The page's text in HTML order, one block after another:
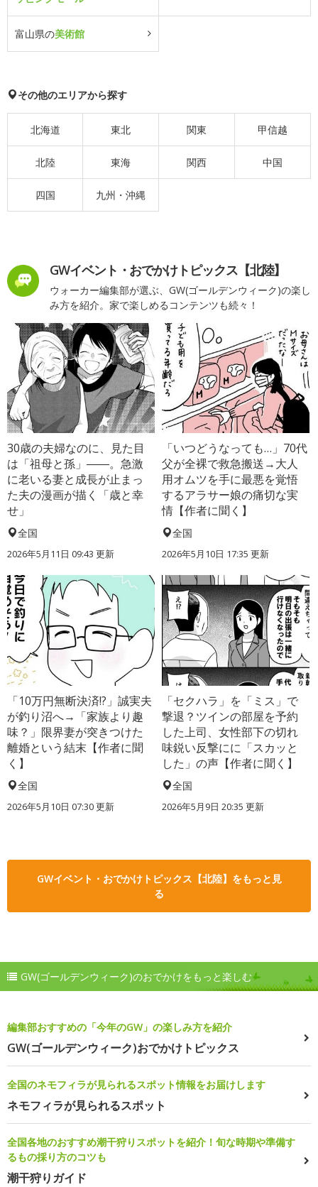
富山県の美術館
その他のエリアから探す
北海道 東北 関東 甲信越
北陸 東海 関西 中国
四国 九州・沖縄
GWイベント・おでかけトピックス【北陸】
ウォーカー編集部が選ぶ、GW(ゴールデンウィーク)の楽し
み方を紹介。家で楽しめるコンテンツも続々！
30歳の夫婦なのに、見た目
は「祖母と孫」――。急激
に老いる妻と成長が止まっ
た夫の漫画が描く「歳と幸
せ」
全国
2026年5月11日 09:43 更新
「いつどうなっても…」70代
父が全裸で救急搬送→大人
用オムツを手に最悪を覚悟
するアラサー娘の痛切な実
情【作者に聞く】
全国
2026年5月10日 17:35 更新
「10万円無断決済!?」誠実夫
が釣り沼へ→「家族より趣
味？」限界妻が突きつけた
離婚という結末【作者に聞
く】
全国
2026年5月10日 07:30 更新
「セクハラ」を「ミス」で
撃退？ツインの部屋を予約
した上司、女性部下の切れ
味鋭い反撃にに「スカッと
した」の声【作者に聞く】
全国
2026年5月9日 20:35 更新
GWイベント・おでかけトピックス【北陸】をもっと見
る
GW(ゴールデンウィーク)のおでかけをもっと楽しむ
編集部おすすめの「今年のGW」の楽しみ方を紹介
GW(ゴールデンウィーク)おでかけトピックス
全国のネモフィラが見られるスポット情報をお届けします
ネモフィラが見られるスポット
全国各地のおすすめ潮干狩りスポットを紹介！旬な時期や準備す
るもの採り方のコツも
潮干狩りガイド